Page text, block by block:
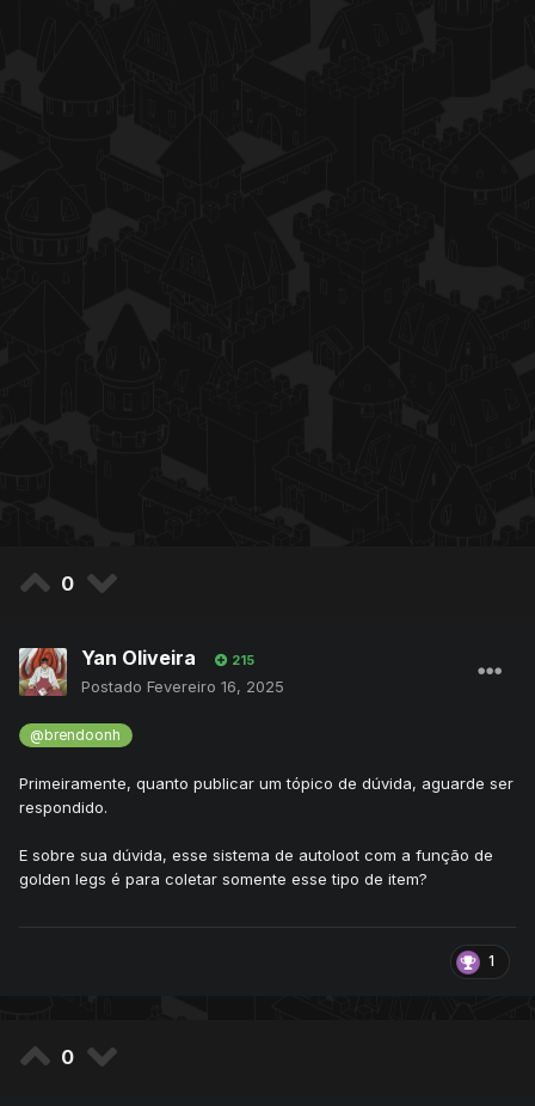
0
Yan Oliveira 215
Postado Fevereiro 16, 2025
@brendoonh
Primeiramente, quanto publicar um tópico de dúvida, aguarde ser
respondido.
E sobre sua dúvida, esse sistema de autoloot com a função de
golden legs é para coletar somente esse tipo de item?
1
0